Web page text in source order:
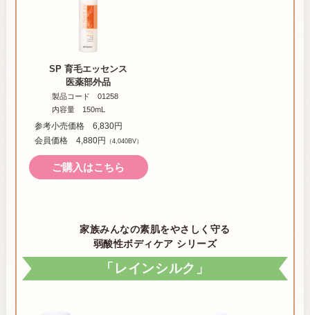
SP 育毛エッセンス
医薬部外品
製品コード 01258
内容量 150mL
参考小売価格 6,830円
会員価格 4,880円
（4,040BV）
ご購入はこちら
家族みんなの素肌をやさしく守る
弱酸性ボディケア シリーズ
「レインシルク」